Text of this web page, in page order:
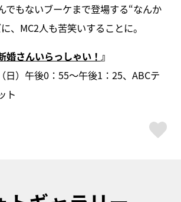
でもないブーケまで登場する“なんか
、MC2人も苦笑いすることに。
婚さんいらっしゃい！ 』
日）午後0：55～午後1：25、ABCテ
ト